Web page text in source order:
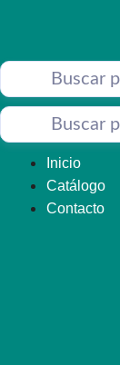
Inicio
Catálogo
Contacto